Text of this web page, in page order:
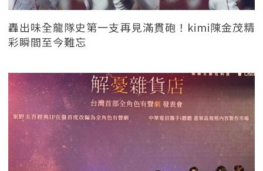
轟出味全龍隊史第一支再見滿貫砲！kimi陳金茂精
彩瞬間至今難忘